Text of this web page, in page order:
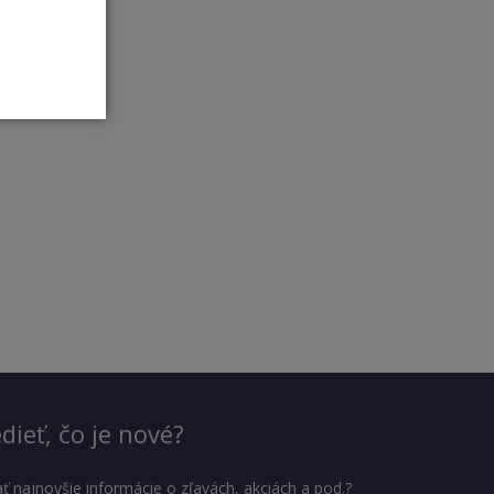
čo je nové?
najnovšie informácie o zľavách, akciách a pod.?